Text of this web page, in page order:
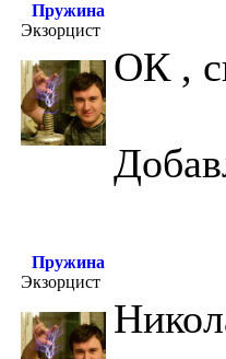
Пружина
Экзорцист
ОК ,
Пружина
Экзорцист